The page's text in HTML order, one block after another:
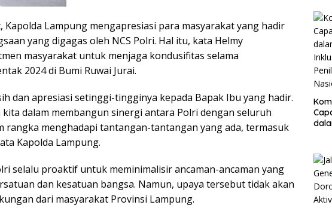
Kapolda Lampung mengapresiasi para masyarakat yang hadir
yang digagas oleh NCS Polri. Hal itu, kata Helmy
masyarakat untuk menjaga kondusifitas selama
2024 di Bumi Ruwai Jurai.
dan apresiasi setinggi-tingginya kepada Bapak Ibu yang hadir.
dalam membangun sinergi antara Polri dengan seluruh
rangka menghadapi tantangan-tantangan yang ada, termasuk
Kapolda Lampung.
selalu proaktif untuk meminimalisir ancaman-ancaman yang
dan kesatuan bangsa. Namun, upaya tersebut tidak akan
dari masyarakat Provinsi Lampung.